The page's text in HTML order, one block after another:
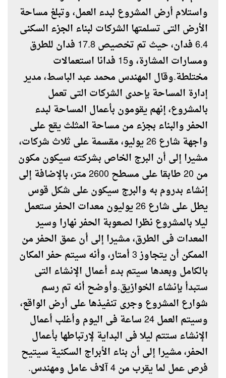
واستلام أرض المشروع لبدء العمل، وتبلغ مساحة
الأرض التى تسلمتها الشركات لبناء الجزء السكنى
6.4 فدان، حيث تم تخصيص 17.8 فدان للطرق
ومسارات المشارة، و15 فدانا استعمالات
مختلطة.وقال المهندس محمد عبد الباسط، مدير
إدارة المساحة بإحدى الشركات التى تعمل
بالمشروع، إنهم يقومون بأعمال المساحة لبدء
الحفر والبناء بجزء من مساحة المثلث يقع على
واجهة شارع 26 يوليو، مقسمة على ثلاث شركات،
مشيرا إلى أن البرج الخاص بشركته سيكون مكون
من 20 طابقا على مسطح 2600 متر، بالإضافة إلى
إنشاء بدروم به والبرج سيكون على شكل قوس
يطل على شارع 26 يوليون معدات الحفر ستعمل
ليلا بالمشروع نظرا لصعوبة الحفر نهارا وسير
المعدات فى الطرق، مشيرا إلى أن عمق الحفر من
الممكن أن يتجاوز 3 أمتار، وأنه سيتم حفر المكان
بالكامل وبعدها سيتم بدء أعمال الإنشاء التى
ستبدأ بإنشاء الخوازيق.وأوضح أنه تم رسم
شوارع المشروع وجرى تنفيذها على أرض الواقع،
وسيتم العمل 24 ساعة فى اليوم وأغلب أعمال
الإنشاء ستتم ليلا فى البداية لإرتباطها بأعمال
الحفر، مشيرا إلى أن بناء الأبراج السكنية سيتيح
فرص عمل لما يقرب من 4 آلاف عامل ومهندس.